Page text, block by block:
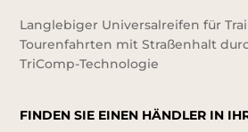
Langlebiger Universalreifen für
Tourenfahrten mit Straßenhalt
TriComp-Technologie
FINDEN SIE EINEN HÄNDLER IN